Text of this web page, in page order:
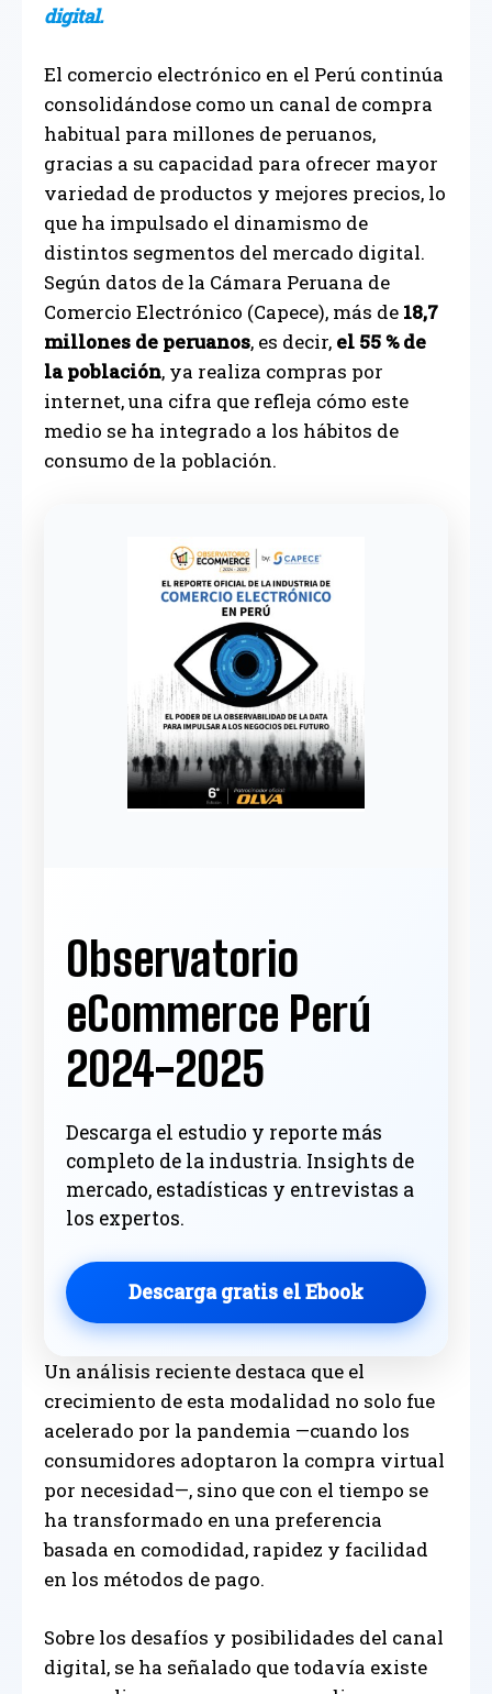
digital.
El comercio electrónico en el Perú continúa
consolidándose como un canal de compra
habitual para millones de peruanos,
gracias a su capacidad para ofrecer mayor
variedad de productos y mejores precios, lo
que ha impulsado el dinamismo de
distintos segmentos del mercado digital.
Según datos de la Cámara Peruana de
Comercio Electrónico (Capece), más de 18,7
millones de peruanos, es decir, el 55 % de
la población, ya realiza compras por
internet, una cifra que refleja cómo este
medio se ha integrado a los hábitos de
consumo de la población.
Observatorio
eCommerce Perú
2024-2025
Descarga el estudio y reporte más
completo de la industria. Insights de
mercado, estadísticas y entrevistas a
los expertos.
Descarga gratis el Ebook
Un análisis reciente destaca que el
crecimiento de esta modalidad no solo fue
acelerado por la pandemia —cuando los
consumidores adoptaron la compra virtual
por necesidad—, sino que con el tiempo se
ha transformado en una preferencia
basada en comodidad, rapidez y facilidad
en los métodos de pago.
Sobre los desafíos y posibilidades del canal
digital, se ha señalado que todavía existe